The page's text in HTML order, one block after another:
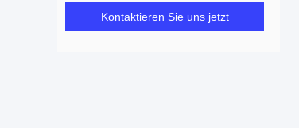
Kontaktieren Sie uns jetzt